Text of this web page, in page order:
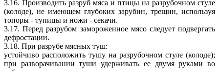
3.16. Производить разруб мяса и птицы на разрубочном стуле
(колоде), не имеющем глубоких зарубин, трещин, используя
топоры - тупицы и ножи - секачи.
3.17. Перед разрубом замороженное мясо следует подвергать
дефростации.
3.18. При разрубе мясных туш:
устойчиво расположить тушу на разрубочном стуле (колоде);
при разворачивании туши удерживать ее двумя руками во